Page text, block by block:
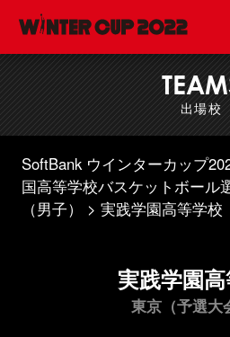
出場校
SoftBank ウインターカップ
国高等学校バスケットボール
（男子）
実践学園高等学校
実践学園
東京（予選大